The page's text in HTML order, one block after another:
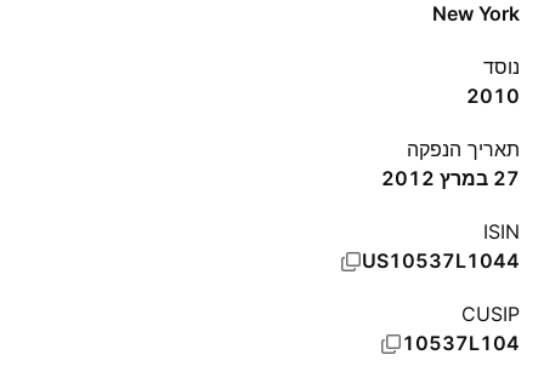
New York
נוסד
2010
תאריך הנפקה
27 במרץ 2012
ISIN
US10537L1044
CUSIP
10537L104